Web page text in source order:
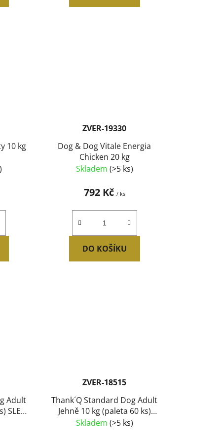
10 kg
ZVER-19330
Dog & Dog Vitale Energia
Chicken 20 kg
Skladem (>5 ks)
792 Kč / ks
DO KOŠÍKU
Adult
SLEVA
ZVER-18515
Thank´Q Standard Dog Adult
Jehně 10 kg (paleta 60 ks)
SLEVA 7 %
Skladem (>5 ks)